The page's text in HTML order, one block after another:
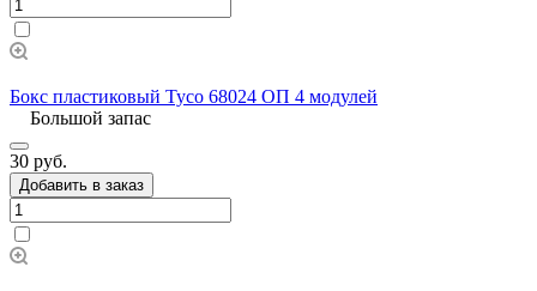
Бокс пластиковый Тусо 68024 ОП 4 модулей
Большой запас
30 руб.
Добавить в заказ